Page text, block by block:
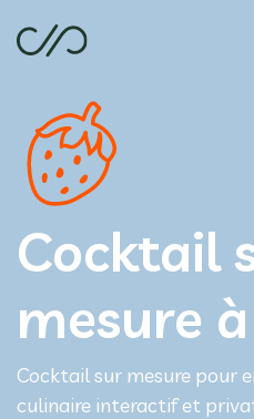
Cocktail
mesure
Cocktail sur mesure pour
culinaire interactif et